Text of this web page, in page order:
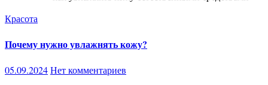
Красота
Почему нужно увлажнять кожу?
05.09.2024Нет комментариев